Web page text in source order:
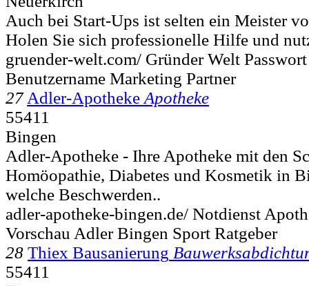
Auch bei Start-Ups ist selten ein Meister
Holen Sie sich professionelle Hilfe und
gruender-welt.com/ Gründer Welt
Benutzername Marketing Partner
27 Adler-Apotheke Apotheke
55411
Bingen
Adler-Apotheke - Ihre Apotheke mit den
Homöopathie, Diabetes und Kosmetik in
welche Beschwerden..
adler-apotheke-bingen.de/ Notdienst
Vorschau Adler Bingen Sport Ratgeber
28 Thiex Bausanierung
55411